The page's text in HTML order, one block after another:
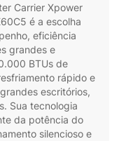
Carrier Xpower
é a escolha
eficiência
grandes e
BTUs de
rápido e
escritórios,
Sua tecnologia
da potência do
silencioso e